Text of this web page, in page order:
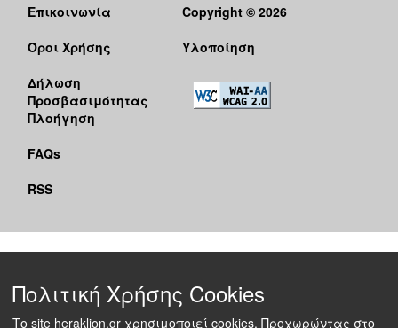
Επικοινωνία
Όροι Χρήσης
Δήλωση
Προσβασιμότητας
Πλοήγηση
FAQs
RSS
Copyright © 2026
Υλοποίηση
Πολιτική Χρήσης Cookies
Το site heraklion.gr χρησιμοποιεί cookies. Προχωρώντας στο